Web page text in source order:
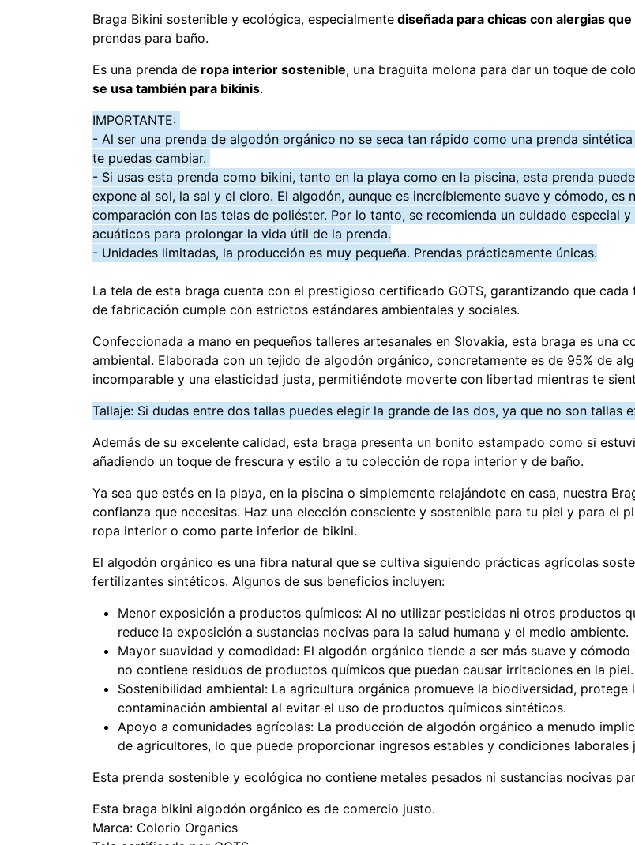
Braga Bikini sostenible y ecológica, especialmente diseñada para chicas con alergias
prendas para baño.
Es una prenda de ropa interior sostenible, una braguita molona para dar un toque de
se usa también para bikinis.
IMPORTANTE:
- Al ser una prenda de algodón orgánico no se seca tan rápido como una prenda
te puedas cambiar.
- Si usas esta prenda como bikini, tanto en la playa como en la piscina, esta prenda puede
expone al sol, la sal y el cloro. El algodón, aunque es increíblemente suave y cómodo, es
comparación con las telas de poliéster. Por lo tanto, se recomienda un cuidado especial
acuáticos para prolongar la vida útil de la prenda.
- Unidades limitadas, la producción es muy pequeña. Prendas prácticamente únicas.
La tela de esta braga cuenta con el prestigioso certificado GOTS, garantizando que
de fabricación cumple con estrictos estándares ambientales y sociales.
Confeccionada a mano en pequeños talleres artesanales en Slovakia, esta braga es
ambiental. Elaborada con un tejido de algodón orgánico, concretamente es de 95% de
incomparable y una elasticidad justa, permitiéndote moverte con libertad mientras te
Tallaje: Si dudas entre dos tallas puedes elegir la grande de las dos, ya que no son tallas
Además de su excelente calidad, esta braga presenta un bonito estampado como si
añadiendo un toque de frescura y estilo a tu colección de ropa interior y de baño.
Ya sea que estés en la playa, en la piscina o simplemente relajándote en casa, nuestra
confianza que necesitas. Haz una elección consciente y sostenible para tu piel y para el
ropa interior o como parte inferior de bikini.
El algodón orgánico es una fibra natural que se cultiva siguiendo prácticas agrícolas
fertilizantes sintéticos. Algunos de sus beneficios incluyen:
Menor exposición a productos químicos: Al no utilizar pesticidas ni otros productos
reduce la exposición a sustancias nocivas para la salud humana y el medio ambiente.
Mayor suavidad y comodidad: El algodón orgánico tiende a ser más suave y
no contiene residuos de productos químicos que puedan causar irritaciones en la piel.
Sostenibilidad ambiental: La agricultura orgánica promueve la biodiversidad,
contaminación ambiental al evitar el uso de productos químicos sintéticos.
Apoyo a comunidades agrícolas: La producción de algodón orgánico a menudo
de agricultores, lo que puede proporcionar ingresos estables y condiciones laborales
Esta prenda sostenible y ecológica no contiene metales pesados ni sustancias nocivas
Esta braga bikini algodón orgánico es de comercio justo.
Marca: Colorio Organics